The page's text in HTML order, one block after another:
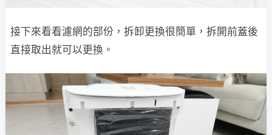
接下來看看濾網的部份，拆卸更換很簡單，拆開前蓋後
直接取出就可以更換。